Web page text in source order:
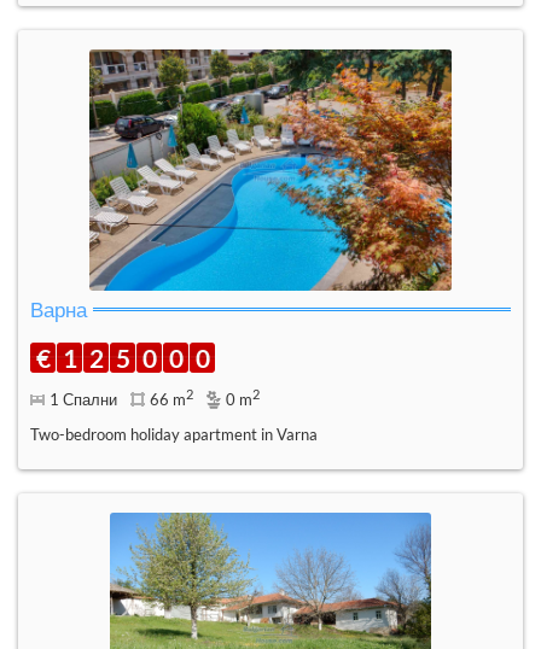
Варна
€ 1 2 5 0 0 0
1 Спални 66 m2 0 m2
Two-bedroom holiday apartment in Varna